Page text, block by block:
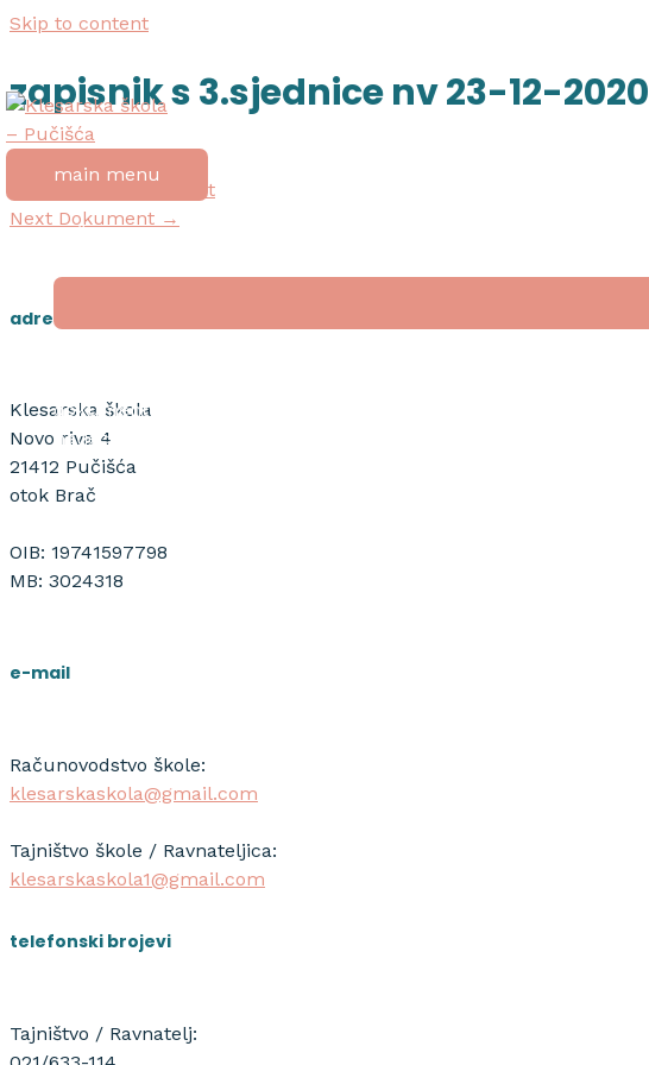
Skip to content
main menu
početna
dokumenti
natječaji
zapisnik s 3.sjednice nv 23-12-2020
Previous Dokument
Next Dokument →
adresa
Klesarska škola
Novo riva 4
21412 Pučišća
otok Brač
OIB: 19741597798
MB: 3024318
e-mail
Računovodstvo škole:
klesarskaskola@gmail.com
Tajništvo škole / Ravnateljica:
klesarskaskola1@gmail.com
telefonski brojevi
Tajništvo / Ravnatelj: